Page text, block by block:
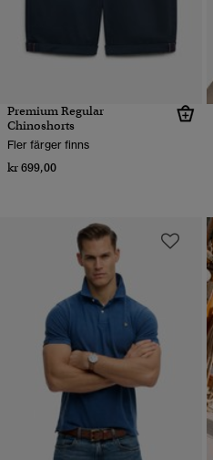
Premium Regular
Chinoshorts
Fler färger finns
kr 699,00